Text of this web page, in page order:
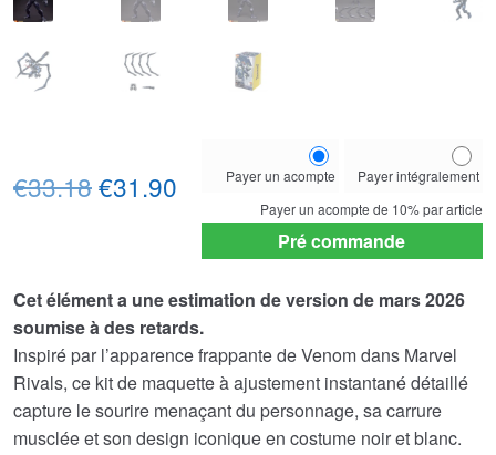
your
payment
Payer un acompte
Payer intégralement
Payer un acompte de 10%par article
Pré commande
€33.18Le
était :
€33.18.
€31.90
prix
actuel
est :
€31.90.
Cet élément a une estimation de version de mars 2026
soumise à des retards.
Inspiré par l’apparence frappante de Venom dans Marvel
Rivals, ce kit de maquette à ajustement instantané détaillé
capture le sourire menaçant du personnage, sa carrure
musclée et son design iconique en costume noir et blanc.